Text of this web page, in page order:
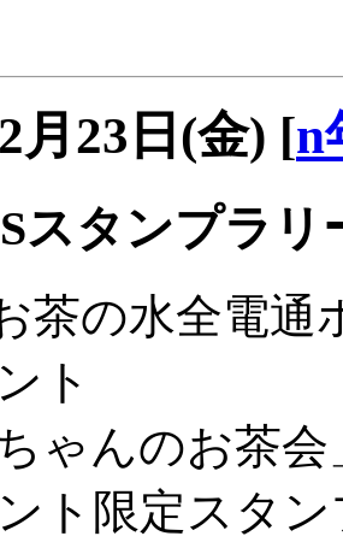
月23日(金) [n
スタンプラリ
茶の水全電
ト
ちゃんのお茶
ト限定スタ